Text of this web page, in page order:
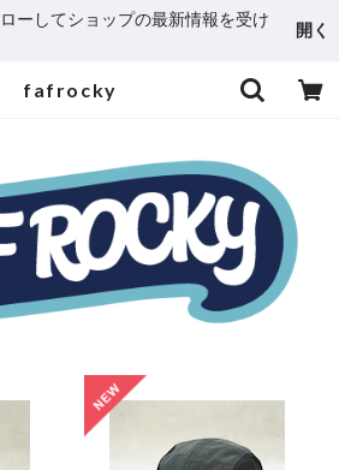
ーしてショップの最新情報を受け
開く
fafrocky